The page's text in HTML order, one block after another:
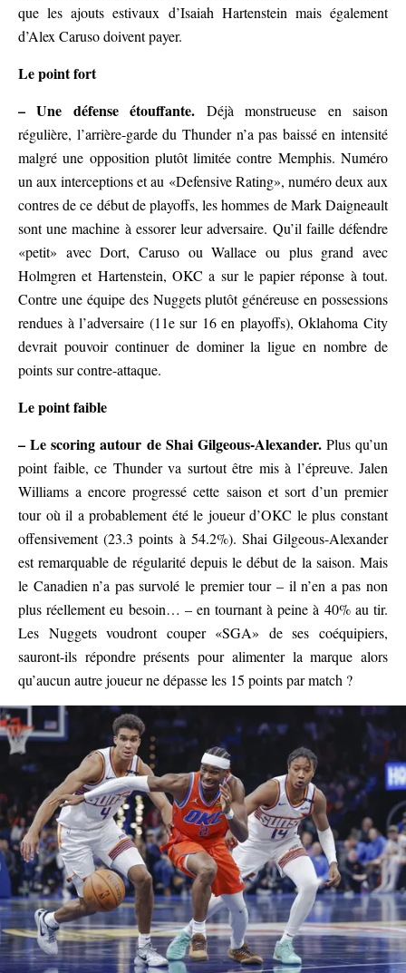
que les ajouts estivaux d’Isaiah Hartenstein mais également
d’Alex Caruso doivent payer.
Le point fort
– Une défense étouffante. Déjà monstrueuse en saison
régulière, l’arrière-garde du Thunder n’a pas baissé en intensité
malgré une opposition plutôt limitée contre Memphis. Numéro
un aux interceptions et au «Defensive Rating», numéro deux aux
contres de ce début de playoffs, les hommes de Mark Daigneault
sont une machine à essorer leur adversaire. Qu’il faille défendre
«petit» avec Dort, Caruso ou Wallace ou plus grand avec
Holmgren et Hartenstein, OKC a sur le papier réponse à tout.
Contre une équipe des Nuggets plutôt généreuse en possessions
rendues à l’adversaire (11e sur 16 en playoffs), Oklahoma City
devrait pouvoir continuer de dominer la ligue en nombre de
points sur contre-attaque.
Le point faible
– Le scoring autour de Shai Gilgeous-Alexander.Plus qu’un
point faible, ce Thunder va surtout être mis à l’épreuve. Jalen
Williams a encore progressé cette saison et sort d’un premier
tour où il a probablement été le joueur d’OKC le plus constant
offensivement (23.3 points à 54.2%). Shai Gilgeous-Alexander
est remarquable de régularité depuis le début de la saison. Mais
le Canadien n’a pas survolé le premier tour – il n’en a pas non
plus réellement eu besoin… – en tournant à peine à 40% au tir.
Les Nuggets voudront couper «SGA» de ses coéquipiers,
sauront-ils répondre présents pour alimenter la marque alors
qu’aucun autre joueur ne dépasse les 15 points par match ?